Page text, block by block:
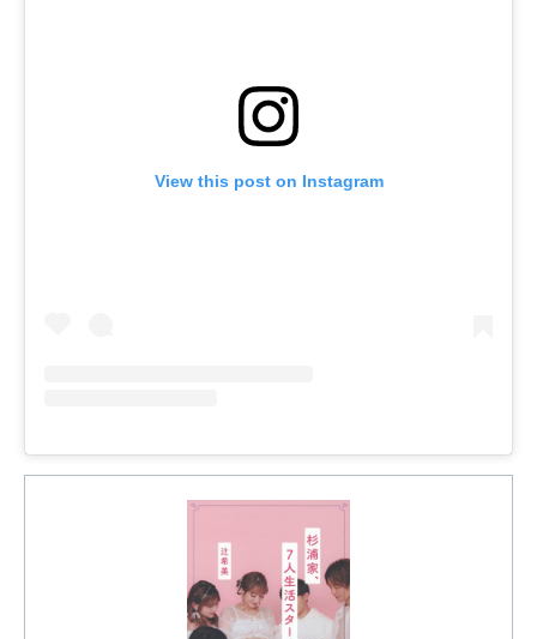
View this post on Instagram